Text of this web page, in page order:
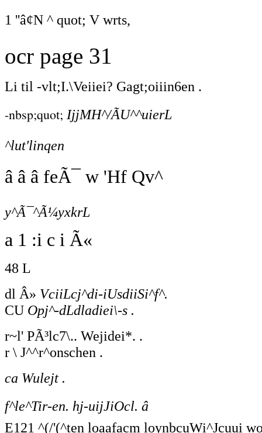
1 ''â¢N ^ quot; V wrts,
ocr page 31
Li til -vlt;I.\Veiiei? Gagt;oiiin6en .
-nbsp;quot; IjjMH^/ÃU^^uierL
^lut'linqen
â â â feÃ¯ w 'Hf Qv^
y^Ã¯^Ã¼yxkrL
a 1 :i c i Ã«
48 L
dl Â» VciiLcj^di-iUsdiiSi^f^.
CU Opj^-dLdladiei\-s .
r~l' PÃ³lc7\.. Wejidei*. .
r \ J^^r^onschen .
ca Wulejt .
f^le^Tir-en. hj-uijJiOcl. â
E121 ^(/'(^ten loaafacm loynbcuWi^Jcuui